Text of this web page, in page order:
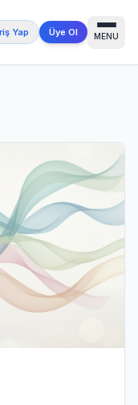
Yap Üye Ol MENU